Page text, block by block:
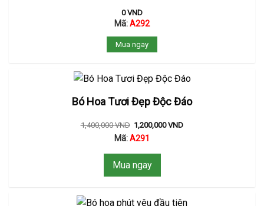
0VND
Mã:A292
Mua ngay
Bó Hoa Tươi Đẹp Độc Đáo
1,400,000VND 1,200,000VND
Mã:A291
Mua ngay